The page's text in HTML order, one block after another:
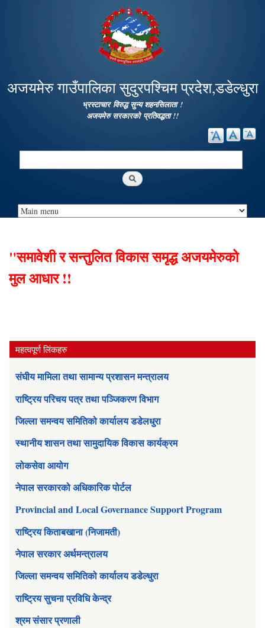
main
content
अजयमेरु गाउँपालिका सुदुरपश्चिम प्रदेश,डडेल्धुरा
भ्रस्टाचार विरुद्ध सुन्य शहनसिलाता !
अजयमेरु सरकारको प्रतिवद्धता !!
Search
"समावेशी र सन्तुलित विकास समृद्ध अजयमेरुको
मुल आधार !!
महत्वपूर्ण लिंकहरु
संघीय मामिला तथा सामान्य प्रशासन मन्त्रालय
राष्ट्रिय परिचय पत्र तथा पञ्जिकरण विभाग
जिल्ला समन्वय समितिको कार्यालय डडेलधुरा
स्थानीय शासन तथा सामुदायिक विकास कार्यक्रम
लोकसेवा आयोग
नेपाल सरकारको अधिकारिक पोर्टल
Provincial and Local Governance Support Program
राष्ट्रिय किताबखाना (निजामती)
नेपाल सरकार अर्थमन्त्रालय
जिल्ला समन्वय समितिको कार्यालय डडेल्धुरा
राष्ट्रिय सुचना प्रविधि केन्द्र
श्रम संसार प्रणाली